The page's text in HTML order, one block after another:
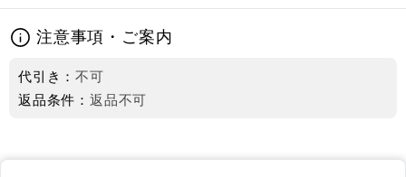
注意事項・ご案内
代引き：不可
返品条件： 返品不可